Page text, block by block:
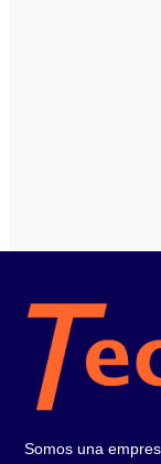
Somos una